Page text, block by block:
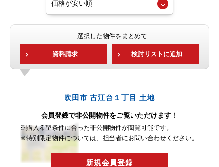
選択した物件をまとめて
資料請求 検討リストに追加
吹田市 古江台１丁目 土地
会員登録で非公開物件をご覧いただけます！
※購入希望条件に合った非公開物件が閲覧可能です。
※特別限定物件については、担当者にお問い合わせください。
新規会員登録